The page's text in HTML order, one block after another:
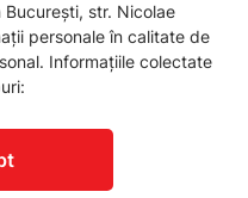
București, str. Nicolae
personale în calitate de
Informațiile colectate